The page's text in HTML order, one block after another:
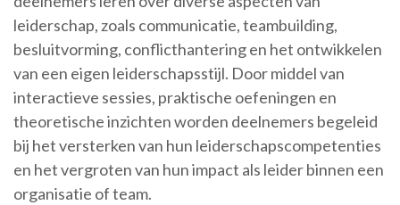
leiderschap, zoals communicatie, teambuilding,
besluitvorming, conflicthantering en het ontwikkelen
van een eigen leiderschapsstijl. Door middel van
interactieve sessies, praktische oefeningen en
theoretische inzichten worden deelnemers begeleid
bij het versterken van hun leiderschapscompetenties
en het vergroten van hun impact als leider binnen een
organisatie of team.